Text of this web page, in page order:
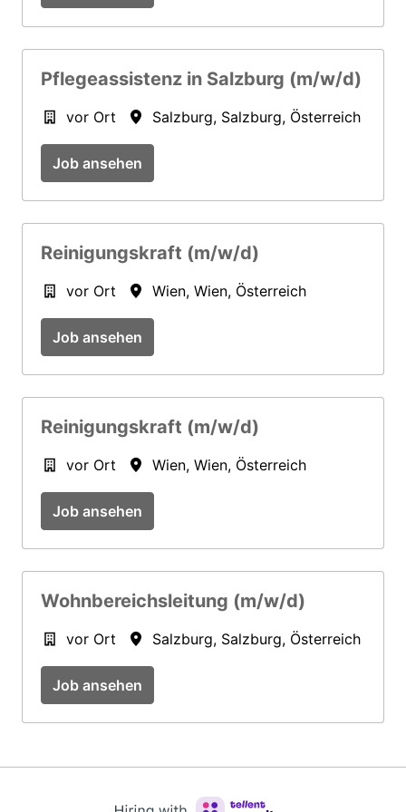
Pflegeassistenz in Salzburg (m/w/d)
vor Ort Salzburg, Salzburg, Österreich
Job ansehen
Reinigungskraft (m/w/d)
vor Ort Wien, Wien, Österreich
Job ansehen
Reinigungskraft (m/w/d)
vor Ort Wien, Wien, Österreich
Job ansehen
Wohnbereichsleitung (m/w/d)
vor Ort Salzburg, Salzburg, Österreich
Job ansehen